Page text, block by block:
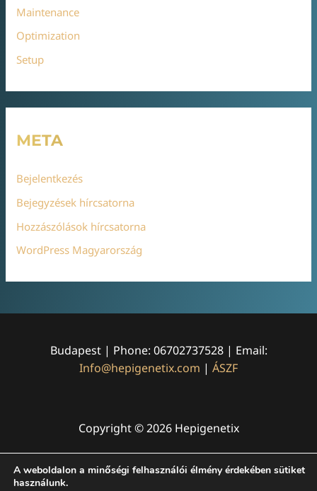
Maintenance
Optimization
Setup
META
Bejelentkezés
Bejegyzések hírcsatorna
Hozzászólások hírcsatorna
WordPress Magyarország
Budapest | Phone: 06702737528 | Email:
Info@hepigenetix.com | ÁSZF
Copyright © 2026 Hepigenetix
A weboldalon a minőségi felhasználói élmény érdekében sütiket
használunk.